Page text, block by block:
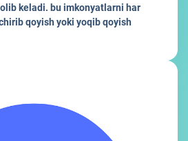
keladi. bu imkonyatlarni har
qoyish yoki yoqib qoyish